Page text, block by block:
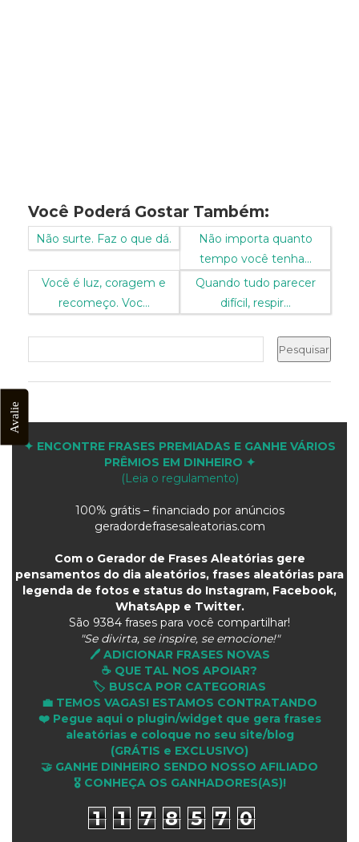
Você Poderá Gostar Também:
Não surte. Faz o que dá.
Não importa quanto
tempo você tenha...
Você é luz, coragem e
recomeço. Voc...
Quando tudo parecer
difícil, respir...
✦ ENCONTRE FRASES PREMIADAS E GANHE VÁRIOS
PRÊMIOS EM DINHEIRO ✦
(Leia o regulamento)
100% grátis – financiado por anúncios
geradordefrasesaleatorias.com
Com o Gerador de Frases Aleatórias gere
pensamentos do dia aleatórios, frases aleatórias para
legenda de fotos e status do Instagram, Facebook,
WhatsApp e Twitter.
São 9384 frases para você compartilhar!
"Se divirta, se inspire, se emocione!"
🖊️ ADICIONAR FRASES NOVAS
☕ QUE TAL NOS APOIAR?
🏷️ BUSCA POR CATEGORIAS
💼 TEMOS VAGAS! ESTAMOS CONTRATANDO
❤️ Pegue aqui o plugin/widget que gera frases
aleatórias e coloque no seu site/blog
(GRÁTIS e EXCLUSIVO)
🤝 GANHE DINHEIRO SENDO NOSSO AFILIADO
🎖 CONHEÇA OS GANHADORES(AS)!
1 1 7 8 5 7 0
Avalie